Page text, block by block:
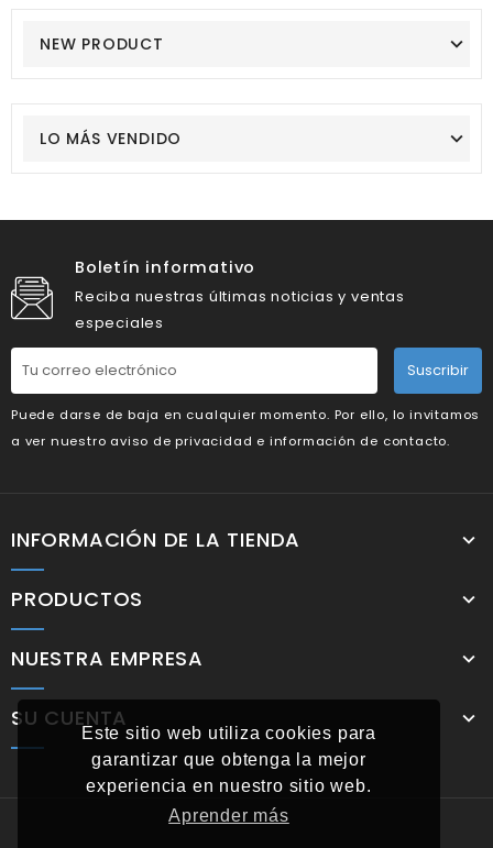
Este sitio web utiliza cookies para
garantizar que obtenga la mejor
experiencia en nuestro sitio web.
Aprender más
NEW PRODUCT
LO MÁS VENDIDO
Boletín informativo
Reciba nuestras últimas noticias y ventas
especiales
Suscribir
Puede darse de baja en cualquier momento. Por ello, lo invitamos
a ver nuestro aviso de privacidad e información de contacto.
INFORMACIÓN DE LA TIENDA
PRODUCTOS
NUESTRA EMPRESA
SU CUENTA